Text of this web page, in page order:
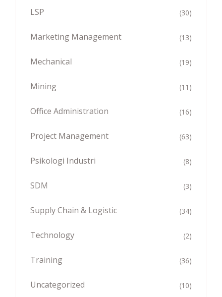
LSP (30)
Marketing Management (13)
Mechanical (19)
Mining (11)
Office Administration (16)
Project Management (63)
Psikologi Industri (8)
SDM (3)
Supply Chain & Logistic (34)
Technology (2)
Training (36)
Uncategorized (10)